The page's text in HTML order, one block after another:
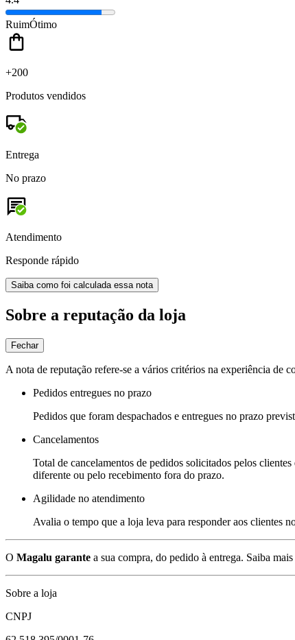
RuimÓtimo
+200
Produtos vendidos
Entrega
No prazo
Atendimento
Responde rápido
Saiba como foi calculada essa nota
Sobre a reputação da loja
Fechar
A nota de reputação refere-se a vários critérios na experiência de
Pedidos entregues no prazo
Pedidos que foram despachados e entregues no prazo
Cancelamentos
Total de cancelamentos de pedidos solicitados pelos
diferente ou pelo recebimento fora do prazo.
Agilidade no atendimento
Avalia o tempo que a loja leva para responder aos clientes
O Magalu garante a sua compra, do pedido à entrega. Saiba mais
Sobre a loja
CNPJ